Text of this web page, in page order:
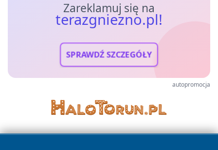
Zareklamuj się na
terazgniezno.pl!
SPRAWDŹ SZCZEGÓŁY
autopromocja